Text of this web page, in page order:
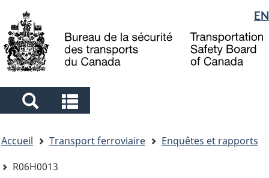
to
main
to
"About
government"
à
la
Sélection
de
la
langue
EN
Search
and
menus
and
menus
êtes
ici
Accueil Transport ferroviaire
Enquêtes et rapports
R06H0013